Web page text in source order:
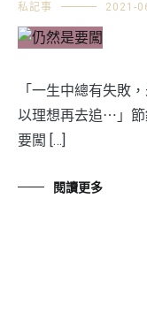
私記事 2021-
「一生中總有失敗
以理想再去追⋯」
要闖 […]
閱讀更多